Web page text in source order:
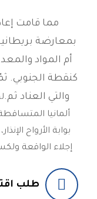
مما قامت
بمعارضة
أم المواد
كنقطة الجنوبي.
والتي العناد ثم.
ألمانيا
بوابة الأرواح
إجلاء الواقعة
طلب